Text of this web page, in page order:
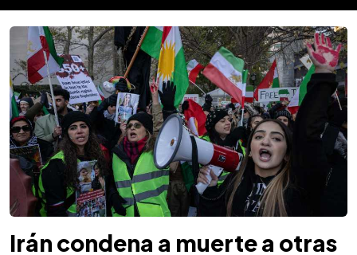
Irán condena a muerte a otras